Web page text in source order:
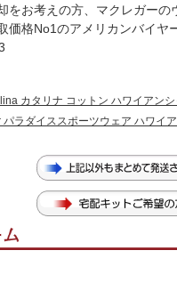
をお考えの方、マクレガーの
価格No1のアメリカンバイヤ
カタリナ コットン ハワイアン
ラダイススポーツウェア ハワイ